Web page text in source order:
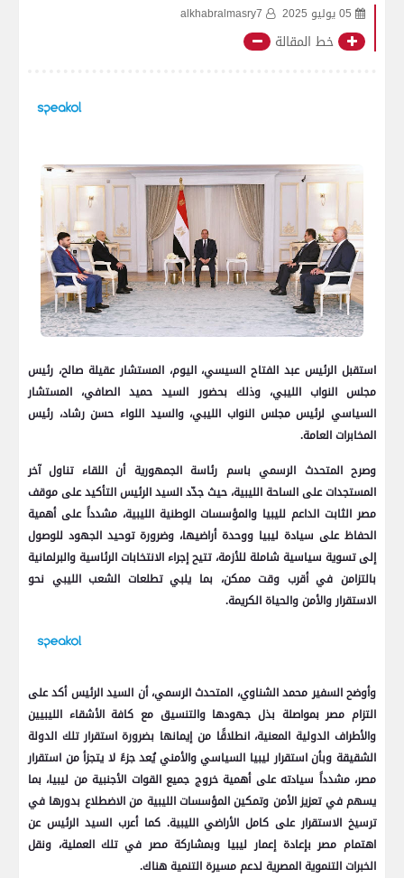
05 يوليو 2025 alkhabralmasry7
خط المقالة
استقبل الرئيس عبد الفتاح السيسي، اليوم، المستشار عقيلة صالح، رئيس
مجلس النواب الليبي، وذلك بحضور السيد حميد الصافي، المستشار
السياسي لرئيس مجلس النواب الليبي، والسيد اللواء حسن رشاد، رئيس
المخابرات العامة.
وصرح المتحدث الرسمي باسم رئاسة الجمهورية أن اللقاء تناول آخر
المستجدات على الساحة الليبية، حيث جدّد السيد الرئيس التأكيد على موقف
مصر الثابت الداعم لليبيا والمؤسسات الوطنية الليبية، مشدداً على أهمية
الحفاظ على سيادة ليبيا ووحدة أراضيها، وضرورة توحيد الجهود للوصول
إلى تسوية سياسية شاملة للأزمة، تتيح إجراء الانتخابات الرئاسية والبرلمانية
بالتزامن في أقرب وقت ممكن، بما يلبي تطلعات الشعب الليبي نحو
الاستقرار والأمن والحياة الكريمة.
وأوضح السفير محمد الشناوي، المتحدث الرسمي، أن السيد الرئيس أكد على
التزام مصر بمواصلة بذل جهودها والتنسيق مع كافة الأشقاء الليبيين
والأطراف الدولية المعنية، انطلاقًا من إيمانها بضرورة استقرار تلك الدولة
الشقيقة وبأن استقرار ليبيا السياسي والأمني يُعد جزءً لا يتجزأ من استقرار
مصر، مشدداً سيادته على أهمية خروج جميع القوات الأجنبية من ليبيا، بما
يسهم في تعزيز الأمن وتمكين المؤسسات الليبية من الاضطلاع بدورها في
ترسيخ الاستقرار على كامل الأراضي الليبية. كما أعرب السيد الرئيس عن
اهتمام مصر بإعادة إعمار ليبيا وبمشاركة مصر في تلك العملية، ونقل
الخبرات التنموية المصرية لدعم مسيرة التنمية هناك.